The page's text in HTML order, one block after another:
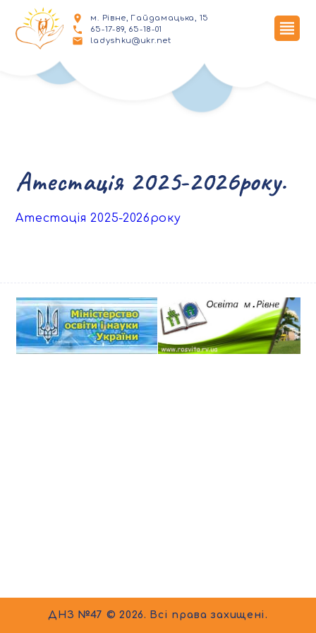
м. Рівне, Гайдамацька, 15
65-17-89, 65-18-01
ladyshku@ukr.net
Атестація 2025-2026року.
Атестація 2025-2026року
ДНЗ №47 © 2026. Всі права захищені.